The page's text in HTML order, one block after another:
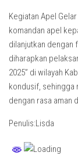
Kegiatan Apel
komandan apel
dilanjutkan dengan
diharapkan
2025” di wilayah
kondusif, sehingga
dengan rasa aman
Penulis:Lisda